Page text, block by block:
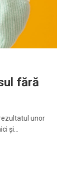
fără
unor
și…